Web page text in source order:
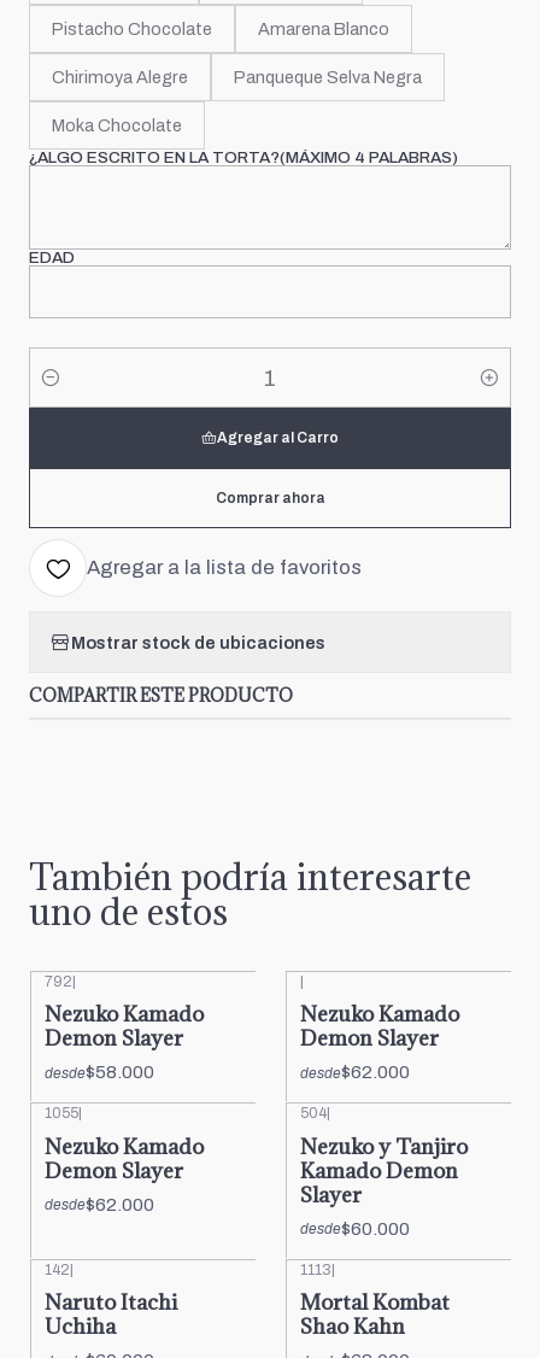
Pistacho Chocolate Amarena Blanco
Chirimoya Alegre Panqueque Selva Negra
Moka Chocolate
¿ALGO ESCRITO EN LA TORTA?(MÁXIMO 4 PALABRAS)
EDAD
Cantidad
Agregar al Carro
Comprar ahora
Agregar a la lista de favoritos
Mostrar stock de ubicaciones
COMPARTIR ESTE PRODUCTO
También podría interesarte
uno de estos
792
Nezuko Kamado
Demon Slayer
desde$58.000
Nezuko Kamado
Demon Slayer
desde$62.000
1055
Nezuko Kamado
Demon Slayer
desde$62.000
504
Nezuko y Tanjiro
Kamado Demon
Slayer
desde$60.000
142|
Naruto Itachi
Uchiha
1113|
Mortal Kombat
Shao Kahn